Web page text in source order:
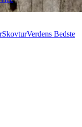
SkovturVerdens Bedste